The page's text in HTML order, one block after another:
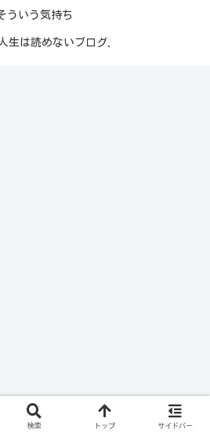
ういう気持ち
生は読めないブログ.
検索 トップ サイドバー